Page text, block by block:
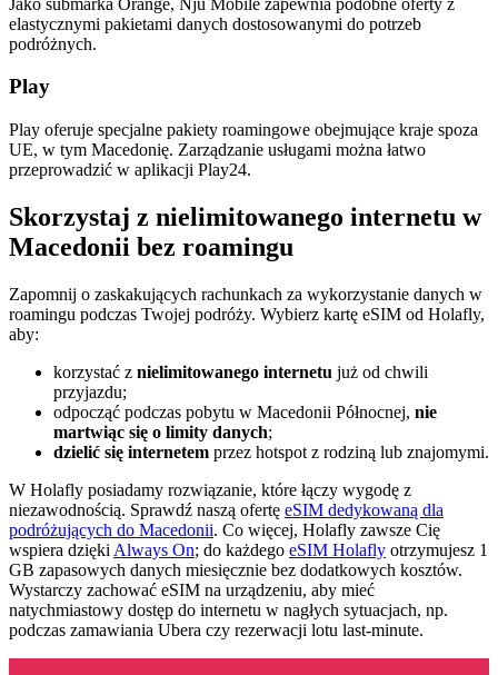
elastycznymi pakietami danych dostosowanymi do potrzeb
podróżnych.
Play
Play oferuje specjalne pakiety roamingowe obejmujące kraje spoza
UE, w tym Macedonię. Zarządzanie usługami można łatwo
przeprowadzić w aplikacji Play24.
Skorzystaj z nielimitowanego internetu w
Macedonii bez roamingu
Zapomnij o zaskakujących rachunkach za wykorzystanie danych w
roamingu podczas Twojej podróży. Wybierz kartę eSIM od Holafly,
aby:
korzystać z nielimitowanego internetu już od chwili
przyjazdu;
odpocząć podczas pobytu w Macedonii Północnej, nie
martwiąc się o limity danych;
dzielić się internetem przez hotspot z rodziną lub znajomymi.
W Holafly posiadamy rozwiązanie, które łączy wygodę z
niezawodnością. Sprawdź naszą ofertę eSIM dedykowaną dla
podróżujących do Macedonii. Co więcej, Holafly zawsze Cię
wspiera dzięki Always On; do każdego eSIM Holafly otrzymujesz 1
GB zapasowych danych miesięcznie bez dodatkowych kosztów.
Wystarczy zachować eSIM na urządzeniu, aby mieć
natychmiastowy dostęp do internetu w nagłych sytuacjach, np.
podczas zamawiania Ubera czy rezerwacji lotu last-minute.